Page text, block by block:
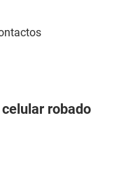
robado